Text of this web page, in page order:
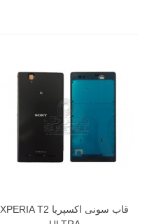
قاب سونی اکسپریا XPERIA T2